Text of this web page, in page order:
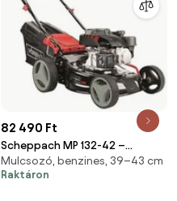
82 490 Ft
Scheppach MP 132-42 –
multifunkciós nem önjáró
fűnyíró 2 az 1-ben (5911248903)
Mulcsozó, benzines, 39–43 cm
Raktáron